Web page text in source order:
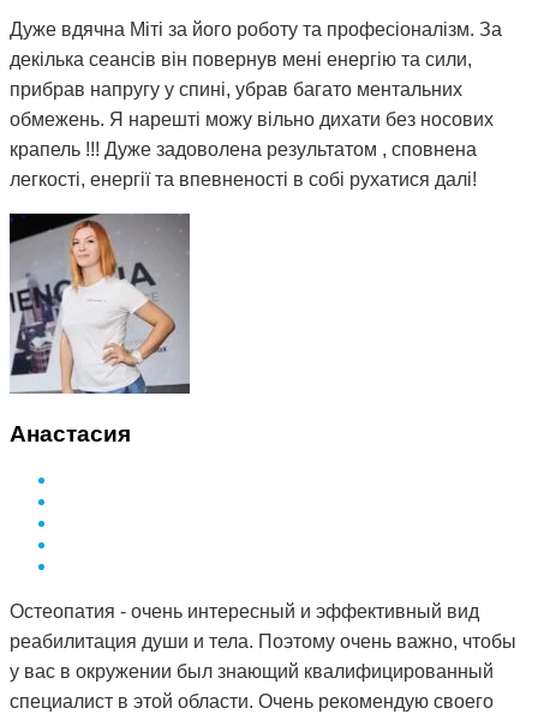
Дуже вдячна Міті за його роботу та професіоналізм. За
декілька сеансів він повернув мені енергію та сили,
прибрав напругу у спині, убрав багато ментальних
обмежень. Я нарешті можу вільно дихати без носових
крапель !!! Дуже задоволена результатом , сповнена
легкості, енергії та впевненості в собі рухатися далі!
Анастасия
Остеопатия - очень интересный и эффективный вид
реабилитация души и тела. Поэтому очень важно, чтобы
у вас в окружении был знающий квалифицированный
специалист в этой области. Очень рекомендую своего